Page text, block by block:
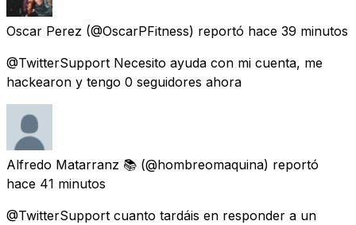
Oscar Perez (@OscarPFitness) reportó hace 39 minutos
@TwitterSupport Necesito ayuda con mi cuenta, me
hackearon y tengo 0 seguidores ahora
Alfredo Matarranz 📚 (@hombreomaquina) reportó
hace 41 minutos
@TwitterSupport cuanto tardáis en responder a un